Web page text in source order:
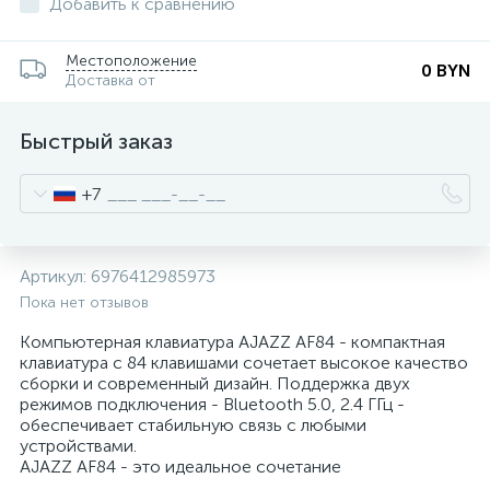
Местоположение
Доставка от
0 BYN
Быстрый заказ
+7
Артикул: 6976412985973
Пока нет отзывов
Компьютерная клавиатура AJAZZ AF84 - компактная
клавиатура с 84 клавишами сочетает высокое качество
сборки и современный дизайн. Поддержка двух
режимов подключения - Bluetooth 5.0, 2.4 ГГц -
обеспечивает стабильную связь с любыми
устройствами.
AJAZZ AF84 - это идеальное сочетание